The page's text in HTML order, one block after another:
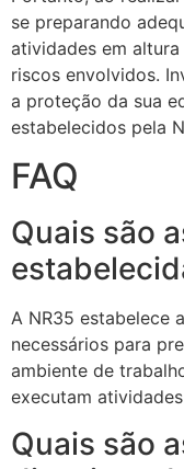
se preparando
atividades em
riscos envolvidos.
a proteção da sua
estabelecidos pela
FAQ
Quais são
A NR35 estabelece
necessários para
ambiente de
executam
Quais são